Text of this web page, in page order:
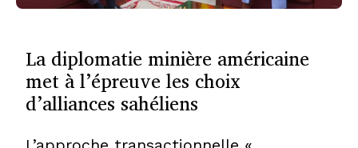
La diplomatie minière américaine
met à l’épreuve les choix
d’alliances sahéliens